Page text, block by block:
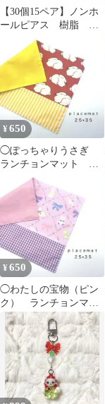
【30個15ペア】ノンホ
ールピアス 樹脂 石
座 カン付き クリ
ア ノンホール
¥650
◯ぽっちゃりうさぎ
ランチョンマット 縦
２５×横３５ 幼稚園
入園準備
¥650
◯わたしの宝物（ピン
ク） ランチョンマッ
ト 縦２５×横３５ 幼
稚園 入園準備